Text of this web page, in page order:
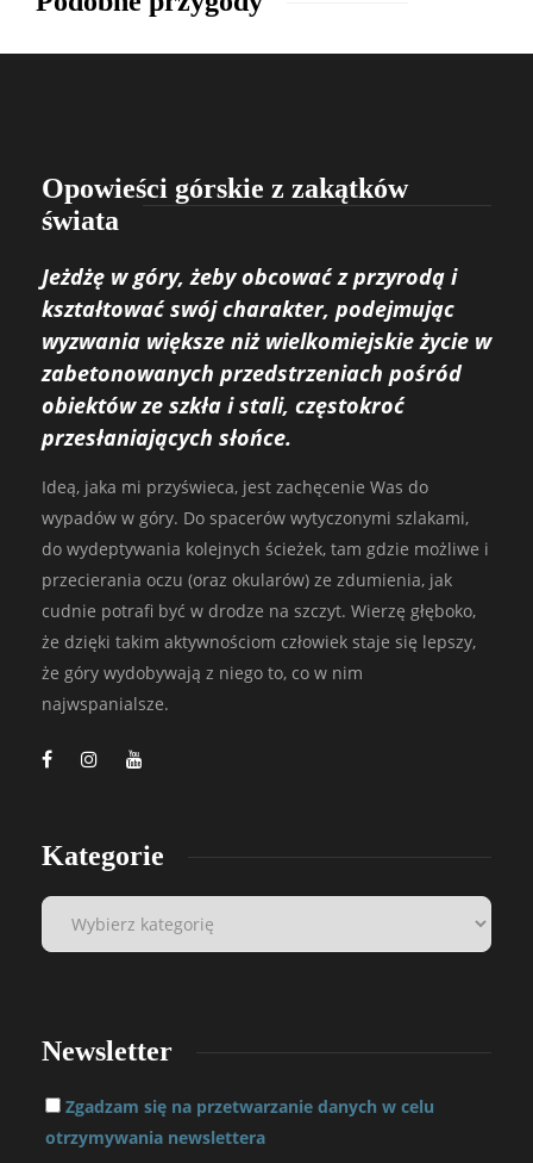
Opowieści górskie z zakątków
świata
Jeżdżę w góry, żeby obcować z przyrodą i
kształtować swój charakter, podejmując
wyzwania większe niż wielkomiejskie życie w
zabetonowanych przedstrzeniach pośród
obiektów ze szkła i stali, częstokroć
przesłaniających słońce.
Ideą, jaka mi przyświeca, jest zachęcenie Was do
wypadów w góry. Do spacerów wytyczonymi szlakami,
do wydeptywania kolejnych ścieżek, tam gdzie możliwe i
przecierania oczu (oraz okularów) ze zdumienia, jak
cudnie potrafi być w drodze na szczyt. Wierzę głęboko,
że dzięki takim aktywnościom człowiek staje się lepszy,
że góry wydobywają z niego to, co w nim
najwspanialsze.
Kategorie
Newsletter
Zgadzam się na przetwarzanie danych w celu
otrzymywania newslettera